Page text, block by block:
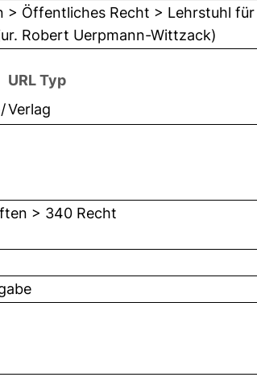
> Öffentliches Recht > Lehrstuhl
Robert Uerpmann-Wittzack)
URL Typ
Verlag
> 340 Recht